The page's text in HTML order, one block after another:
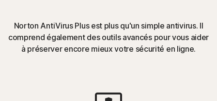
Norton AntiVirus Plus est plus qu'un simple antivirus. Il
comprend également des outils avancés pour vous aider
à préserver encore mieux votre sécurité en ligne.